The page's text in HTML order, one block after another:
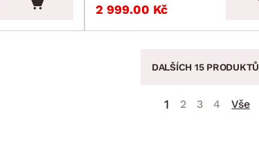
2 999.00 Kč
DALŠÍCH 15 PRODUKTŮ
1 2 3 4 Vše